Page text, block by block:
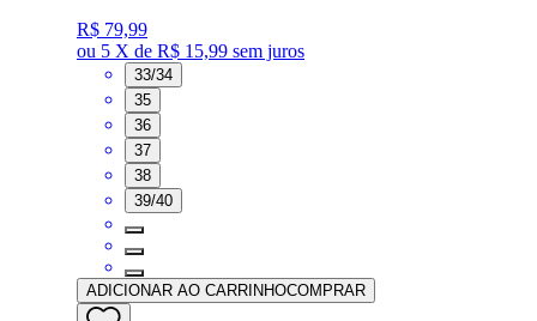
R$ 79,99
ou 5 X de R$ 15,99 sem juros
33/34
35
36
37
38
39/40
ADICIONAR AO CARRINHOCOMPRAR